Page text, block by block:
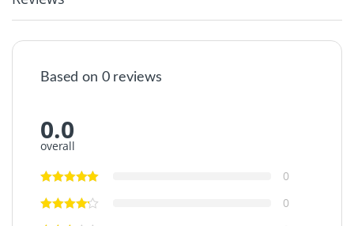
Based on 0 reviews
0.0
overall
0
0